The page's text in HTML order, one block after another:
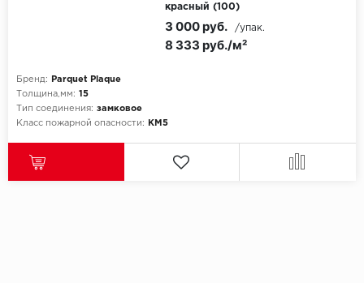
красный (100)
Бренд:
Parquet Plaque
Толщина,мм: 15
Тип соединения: замковое
Класс пожарной опасности:
КМ5
8 333 руб./м²
3 000 руб. /упак.